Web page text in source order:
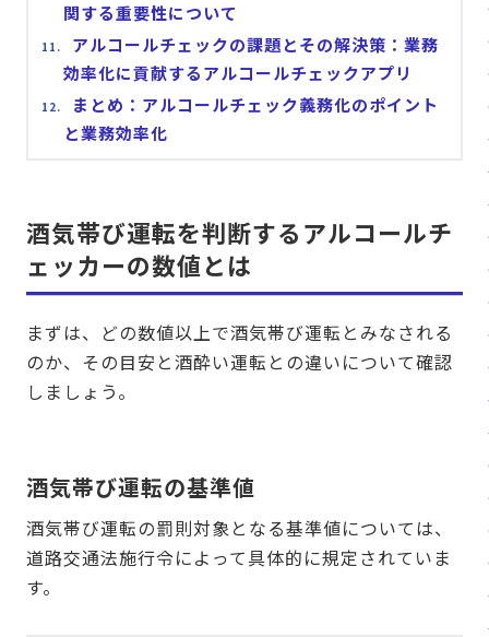
関する重要性について
アルコールチェックの課題とその解決策：業務
効率化に貢献するアルコールチェックアプリ
まとめ：アルコールチェック義務化のポイント
と業務効率化
酒気帯び運転を判断するアルコールチ
ェッカーの数値とは
まずは、どの数値以上で酒気帯び運転とみなされる
のか、その目安と酒酔い運転との違いについて確認
しましょう。
酒気帯び運転の基準値
酒気帯び運転の罰則対象となる基準値については、
道路交通法施行令によって具体的に規定されていま
す。